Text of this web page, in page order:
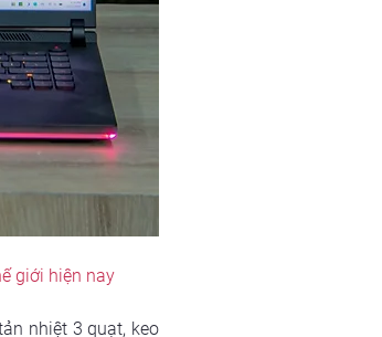
giới hiện nay
nhiệt 3 quạt, keo